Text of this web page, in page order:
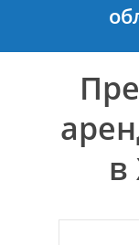
в